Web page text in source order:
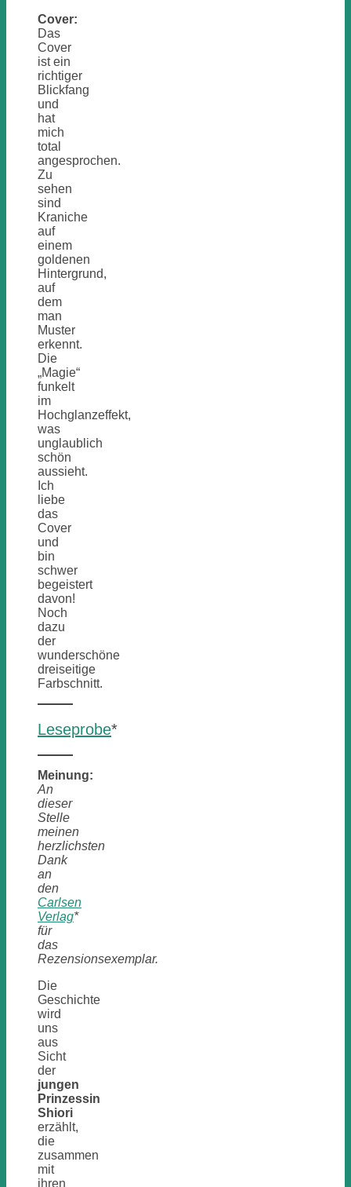
Cover:
Das
Cover
ist ein
richtiger
Blickfang
und
hat
mich
total
angesprochen.
Zu
sehen
sind
Kraniche
auf
einem
goldenen
Hintergrund,
auf
dem
man
Muster
erkennt.
Die
„Magie“
funkelt
im
Hochglanzeffekt,
was
unglaublich
schön
aussieht.
Ich
liebe
das
Cover
und
bin
schwer
begeistert
davon!
Noch
dazu
der
wunderschöne
dreiseitige
Farbschnitt.
Leseprobe*
Meinung:
An
dieser
Stelle
meinen
herzlichsten
Dank
an
den
Carlsen
Verlag*
für
das
Rezensionsexemplar.
Die
Geschichte
wird
uns
aus
Sicht
der
jungen
Prinzessin
Shiori
erzählt,
die
zusammen
mit
ihren